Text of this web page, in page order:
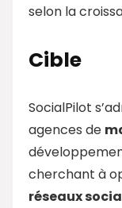
selon la
Cible
SocialPilot
agences de
cherchant à
réseaux